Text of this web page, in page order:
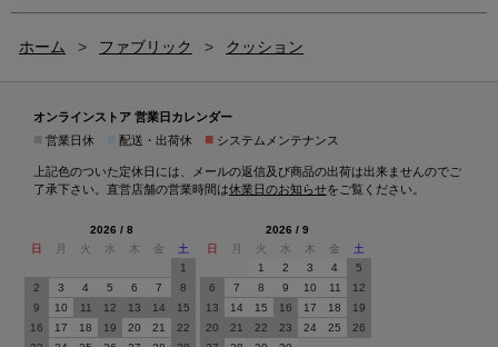
ホーム > ファブリック > クッション
オンラインストア 営業日カレンダー
営業日休 配送・出荷休 ■ システムメンテナンス
上記色のついた定休日には、メールの返信及び商品の出荷は出来ませんのでご
了承下さい。直営店舗の営業時間は休業日のお知らせをご覧ください。
2026 / 8
日
月 火 水 木 金
土
1
2
3 4 5 6 7
8
9
10 11 12 13 14
15
16
17 18 19 20 21
22
2026 / 9
日
月 火 水 木 金
土
1
2 3 4
5
6
7 8 9 10 11
12
13
14 15 16 17 18
19
20
21 22 23 24 25
26